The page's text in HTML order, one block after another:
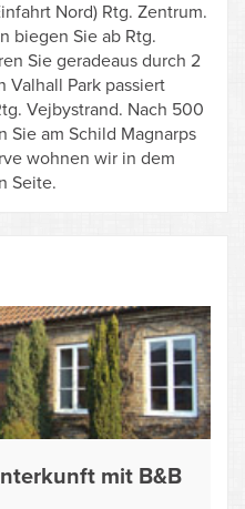
Nord) Rtg. Zentrum.
biegen Sie ab Rtg.
Sie geradeaus durch 2
Valhall Park passiert
Vejbystrand. Nach 500
Sie am Schild Magnarps
wohnen wir in dem
Seite.
mit B&B